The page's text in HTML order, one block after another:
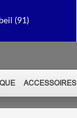
(91)
ACCESSOIRES